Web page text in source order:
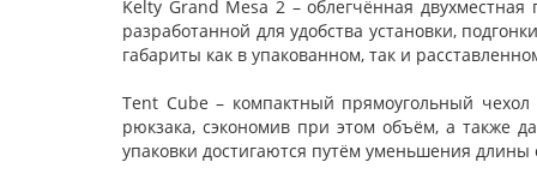
Kelty Grand Mesa 2 – облегчённая
разработанной для удобства установки,
габариты как в упакованном, так и
Tent Cube – компактный прямоугольный
рюкзака, сэкономив при этом объём, а также
упаковки достигаются путём уменьшения